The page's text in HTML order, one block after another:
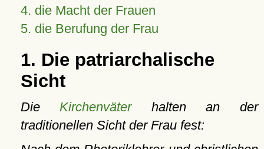
4. die Macht der Frauen
5. die Berufung der Frau
1. Die patriarchalische
Sicht
DieKirchenväterhalten an der
traditionellen Sicht der Frau fest: